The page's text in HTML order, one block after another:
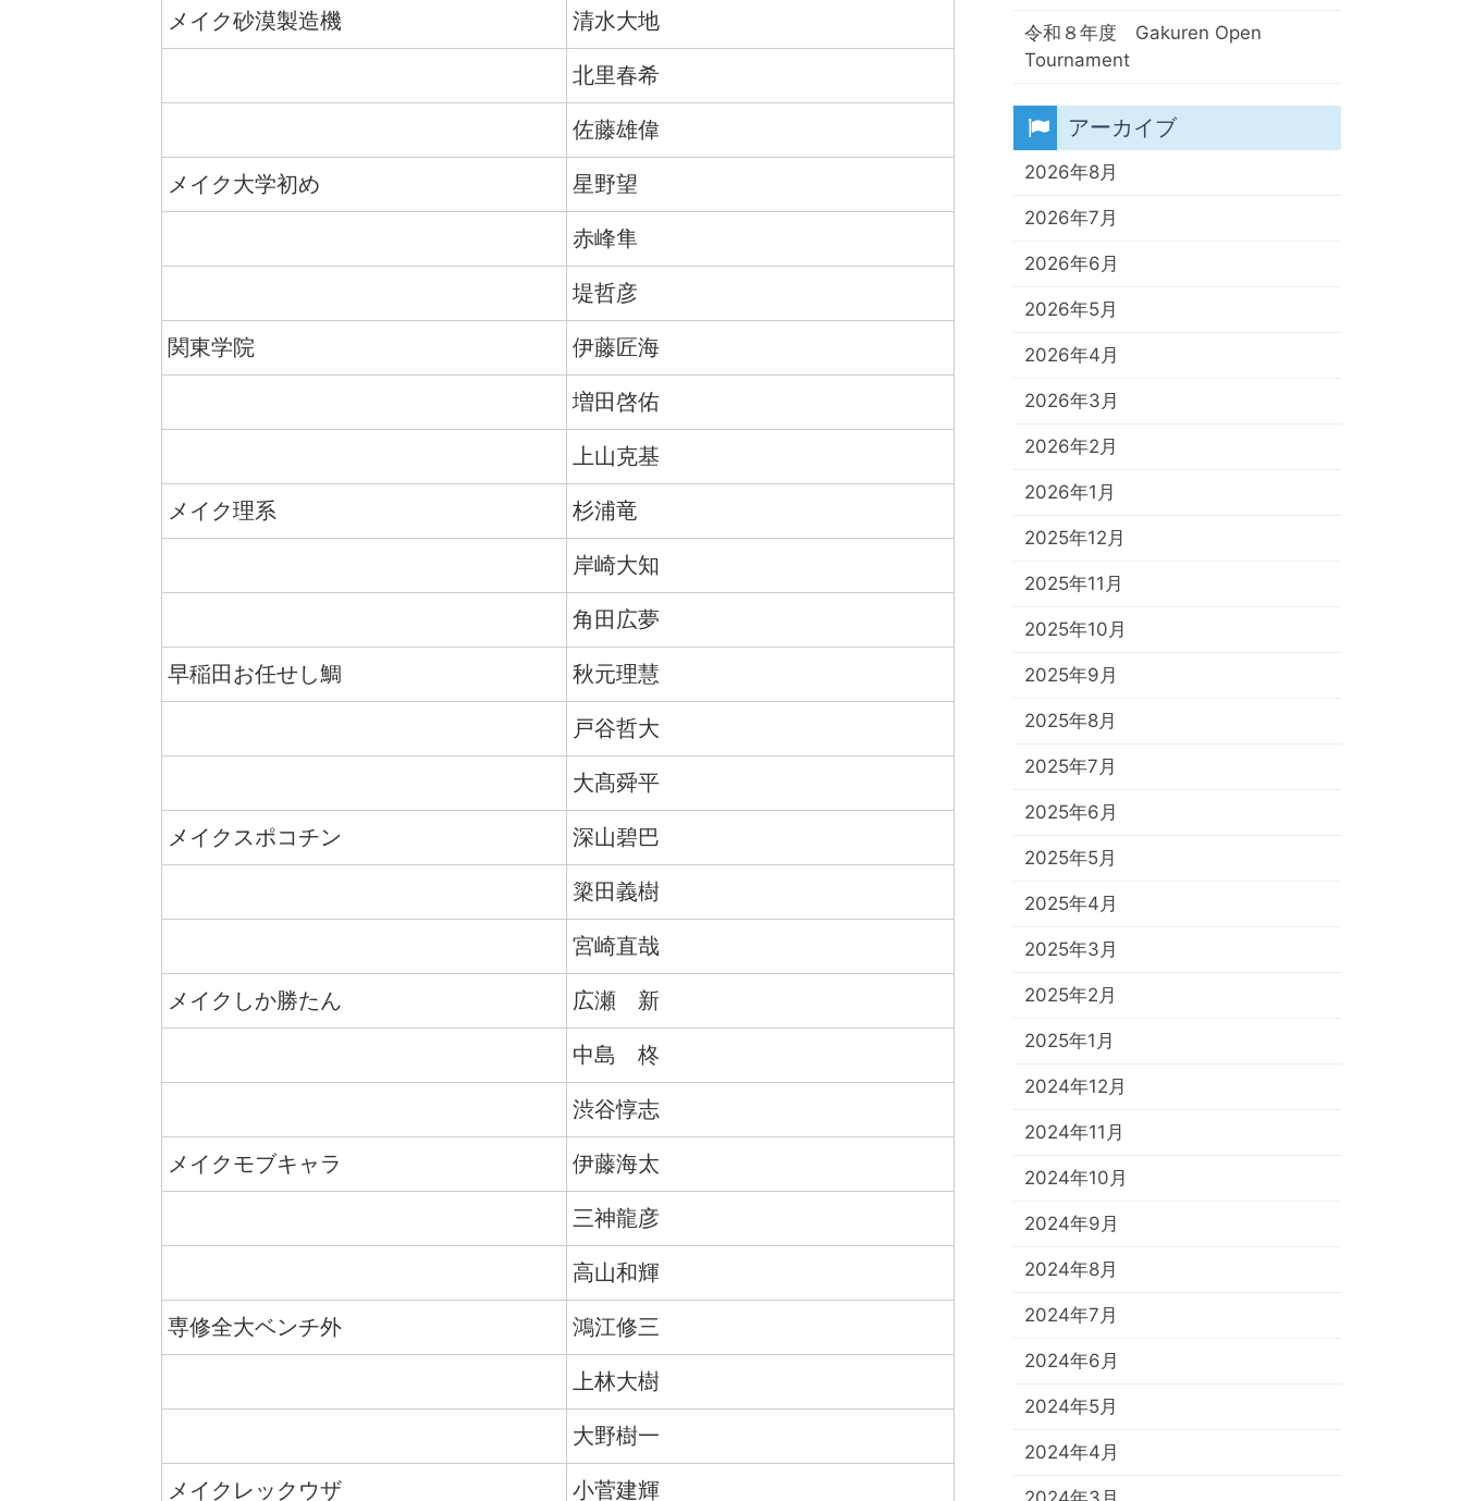
メイク砂漠製造機 清水大地
北里春希
佐藤雄偉
メイク大学初め 星野望
赤峰隼
堤哲彦
関東学院 伊藤匠海
増田啓佑
上山克基
メイク理系 杉浦竜
岸崎大知
角田広夢
早稲田お任せし鯛 秋元理慧
戸谷哲大
大髙舜平
メイクスポコチン 深山碧巴
簗田義樹
宮崎直哉
メイクしか勝たん 広瀬 新
中島 柊
渋谷惇志
メイクモブキャラ 伊藤海太
三神龍彦
高山和輝
専修全大ベンチ外 鴻江修三
上林大樹
大野樹一
メイクレックウザ 小菅建輝
令和８年度 Gakuren Open
Tournament
アーカイブ
2026年8月
2026年7月
2026年6月
2026年5月
2026年4月
2026年3月
2026年2月
2026年1月
2025年12月
2025年11月
2025年10月
2025年9月
2025年8月
2025年7月
2025年6月
2025年5月
2025年4月
2025年3月
2025年2月
2025年1月
2024年12月
2024年11月
2024年10月
2024年9月
2024年8月
2024年7月
2024年6月
2024年5月
2024年4月